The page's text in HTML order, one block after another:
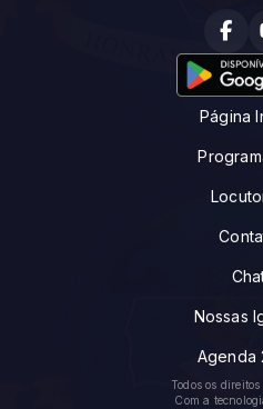
Página
Nossas
Agenda
Todos os direitos
Com a